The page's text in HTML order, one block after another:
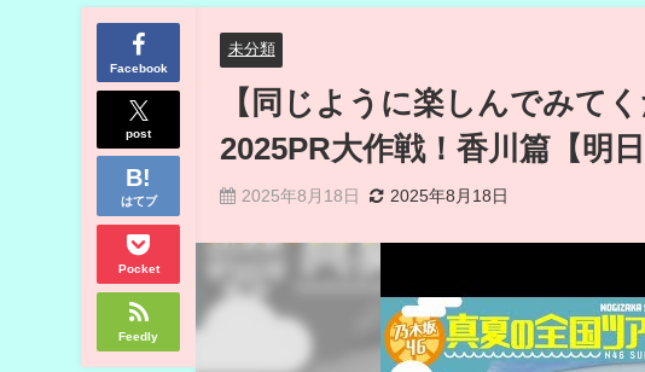
Facebook
post
はてブ
Pocket
Feedly
未分類
【同じように楽しんでみて
2025PR大作戦！香川篇【明
2025年8月18日 2025年8月18日